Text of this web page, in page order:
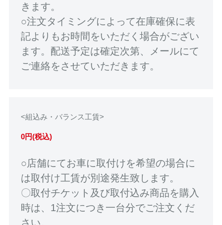
きます。
○注文タイミングによって在庫確保に表
記よりもお時間をいただく場合がござい
ます。配送予定は確定次第、メールにて
ご連絡をさせていただきます。
<組込み・バランス工賃>
0円(税込)
○店舗にてお車に取付けを希望の場合に
は取付け工賃が別途発生致します。
〇取付チケット及び取付込み商品を購入
時は、1注文につき一台分でご注文くだ
さい。